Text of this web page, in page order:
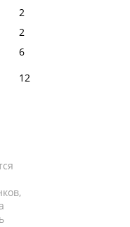
2
2
6
12